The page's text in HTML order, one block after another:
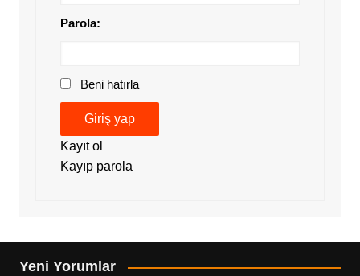
Parola:
Beni hatırla
Giriş yap
Kayıt ol
Kayıp parola
Yeni Yorumlar